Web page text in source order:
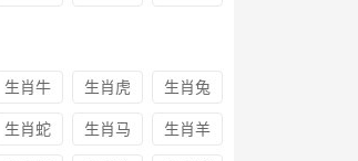
生肖牛 生肖虎 生肖兔
生肖蛇 生肖马 生肖羊